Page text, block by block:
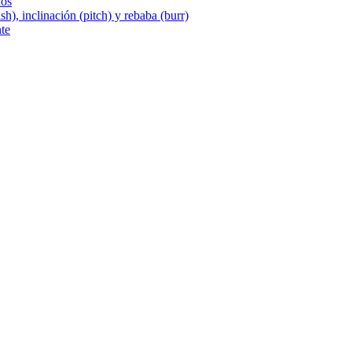
inclinación (pitch) y rebaba (burr)